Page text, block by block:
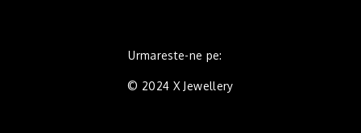
Urmareste-ne pe:
© 2024 X Jewellery